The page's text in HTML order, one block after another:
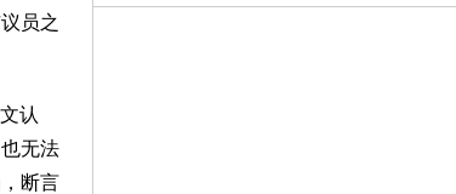
员之
认
无法
断言